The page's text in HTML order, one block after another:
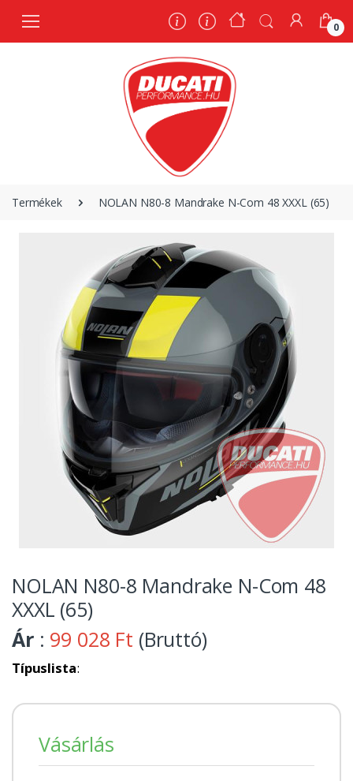
0
Termékek NOLAN N80-8 Mandrake N-Com 48 XXXL (65)
NOLAN N80-8 Mandrake N-Com 48
XXXL (65)
Ár : 99 028 Ft (Bruttó)
Típuslista:
Vásárlás
0